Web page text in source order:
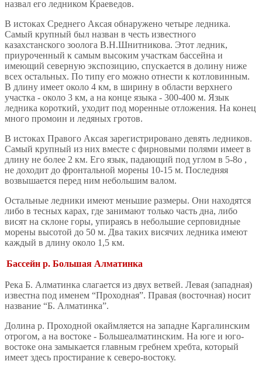
назвал его ледником Краеведов.
В истоках Среднего Аксая обнаружено четыре ледника.
Самый крупный был назван в честь известного
казахстанского зоолога В.Н.Шнитникова. Этот ледник,
приуроченный к самым высоким участкам бассейна и
имеющий северную экспозицию, спускается в долину ниже
всех остальных. По типу его можно отнести к котловинным.
В длину имеет около 4 км, в ширину в области верхнего
участка - около 3 км, а на конце языка - 300-400 м. Язык
ледника короткий, уходит под моренные отложения. На конец
много промоин и ледяных гротов.
В истоках Правого Аксая зарегистрировано девять ледников.
Самый крупный из них вместе с фирновыми полями имеет в
длину не более 2 км. Его язык, падающий под углом в 5-8о ,
не доходит до фронтальной морены 10-15 м. Последняя
возвышается перед ним небольшим валом.
Остальные ледники имеют меньшие размеры. Они находятся
либо в тесных карах, где занимают только часть дна, либо
висят на склоне горы, упираясь в небольшие серповидные
морены высотой до 50 м. Два таких висячих ледника имеют
каждый в длину около 1,5 км.
Бассейн р. Большая Алматинка
Река Б. Алматинка слагается из двух ветвей. Левая (западная)
известна под именем “Проходная”. Правая (восточная) носит
название “Б. Алматинка”.
Долина р. Проходной окаймляется на западне Каргалинским
отрогом, а на востоке - Большеалматинским. На юге и юго-
востоке она замыкается главным гребнем хребта, который
имеет здесь простирание к северо-востоку.